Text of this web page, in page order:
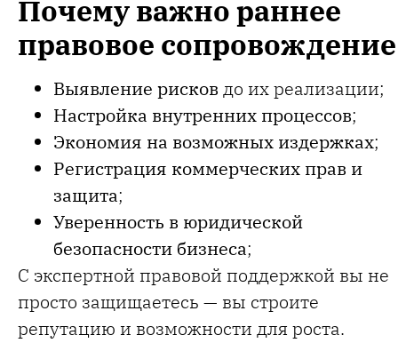
Почему важно раннее
правовое сопровождение
Выявление рисков до их реализации;
Настройка внутренних процессов;
Экономия на возможных издержках;
Регистрация коммерческих прав и
защита;
Уверенность в юридической
безопасности бизнеса;
С экспертной правовой поддержкой вы не
просто защищаетесь — вы строите
репутацию и возможности для роста.